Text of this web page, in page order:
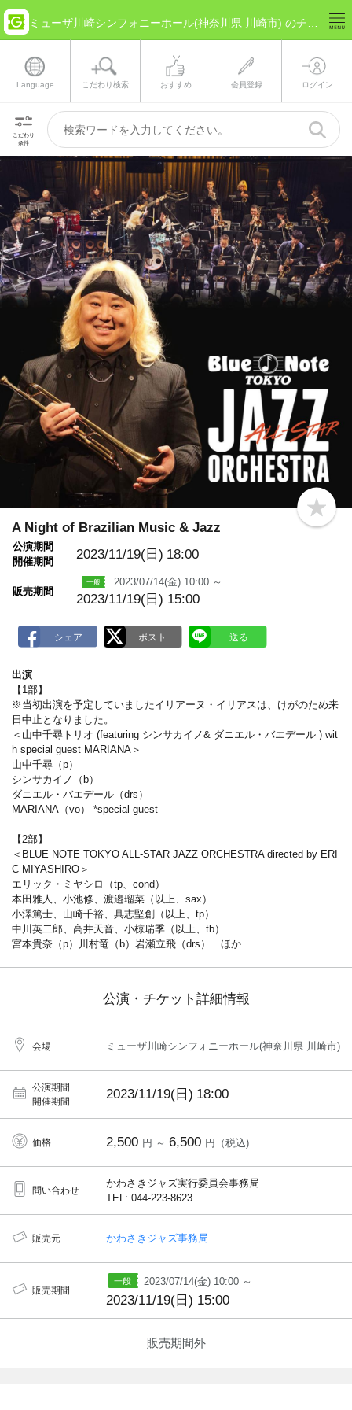
Language こだわり検索 おすすめ 会員登録 ログイン
こだわり
条件
b
o
A Night of Brazilian Music & Jazz
公演期間
開催期間
2023/11/19(日) 18:00
販売期間
2023/07/14(金) 10:00 ～
2023/11/19(日) 15:00
出演
【1部】
※当初出演を予定していましたイリアーヌ・イリアスは、けがのため来
日中止となりました。
＜山中千尋トリオ (featuring シンサカイノ& ダニエル・バエデール ) wit
h special guest MARIANA＞
山中千尋（p）
シンサカイノ（b）
ダニエル・バエデール（drs）
MARIANA（vo） *special guest
【2部】
＜BLUE NOTE TOKYO ALL-STAR JAZZ ORCHESTRA directed by ERI
C MIYASHIRO＞
エリック・ミヤシロ（tp、cond）
本田雅人、小池修、渡邉瑠菜（以上、sax）
小澤篤士、山崎千裕、具志堅創（以上、tp）
中川英二郎、高井天音、小椋瑞季（以上、tb）
宮本貴奈（p）川村⻯（b）岩瀬立飛（drs） ほか
公演・チケット詳細情報
会場 ミューザ川崎シンフォニーホール(神奈川県 川崎市)
公演期間
開催期間
2023/11/19(日) 18:00
価格 2,500 円 ～ 6,500 円（税込)
問い合わせ
かわさきジャズ実行委員会事務局
TEL: 044-223-8623
販売元 かわさきジャズ事務局
販売期間
2023/07/14(金) 10:00 ～
2023/11/19(日) 15:00
販売期間外